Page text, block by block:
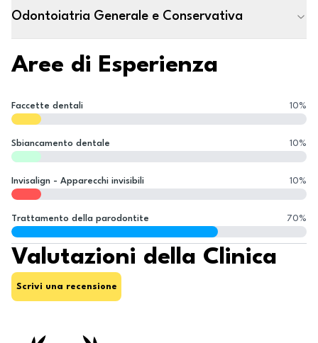
Odontoiatria Generale e Conservativa
Aree di Esperienza
Faccette dentali 10%
Sbiancamento dentale 10%
Invisalign - Apparecchi invisibili 10%
Trattamento della parodontite 70%
Valutazioni della Clinica
Scrivi una recensione